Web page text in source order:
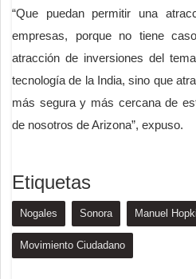
“Que puedan permitir una
empresas, porque no tiene
atracción de inversiones del
tecnología de la India, sino que
más segura y más cercana de
de nosotros de Arizona”, expuso.
Etiquetas
Nogales Sonora Manuel
Movimiento Ciudadano